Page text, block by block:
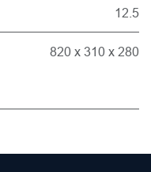
12.5
820 x 310 x 280